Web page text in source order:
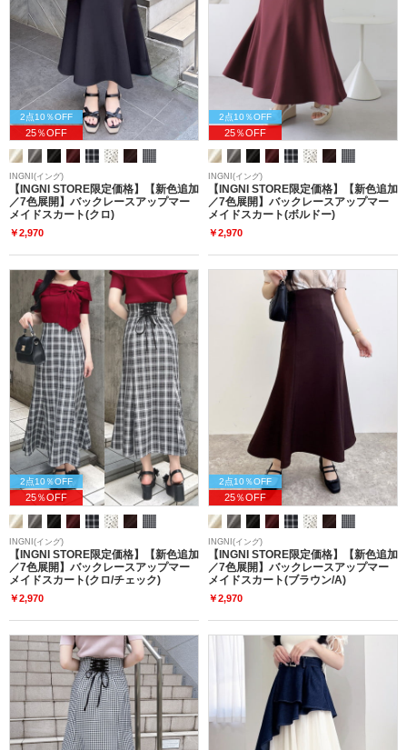
2点10％OFF
25％OFF
INGNI(イング)
【INGNI STORE限定価格】【新色追加
／7色展開】バックレースアップマー
メイドスカート(クロ)
￥2,970
2点10％OFF
25％OFF
INGNI(イング)
【INGNI STORE限定価格】【新色追加
／7色展開】バックレースアップマー
メイドスカート(ボルドー)
￥2,970
2点10％OFF
25％OFF
INGNI(イング)
【INGNI STORE限定価格】【新色追加
／7色展開】バックレースアップマー
メイドスカート(クロ/チェック)
￥2,970
2点10％OFF
25％OFF
INGNI(イング)
【INGNI STORE限定価格】【新色追加
／7色展開】バックレースアップマー
メイドスカート(ブラウン/A)
￥2,970